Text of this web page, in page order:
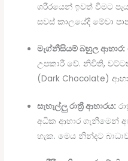
ශරීරයෙන් ඉවත් වීමට
සවස් කාලයේදී මේවා
මැග්නීසියම් බහුල ආහාර:
උපකාරී වේ. නිවිති,
(Dark Chocolate)
සැහැල්ලු රාත්‍රී ආහාරය:
අධික ආහාර ගැනීමෙන්
හැක. මෙය නින්දට